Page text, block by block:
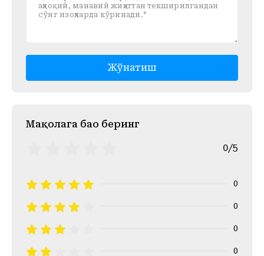
Жўнатиш
Mақолага баҳо беринг
0/5
0
0
0
0